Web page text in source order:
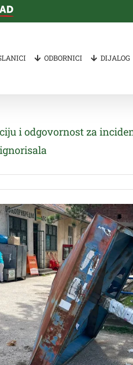
ODBORNICI DIJALOG
i odgovornost za